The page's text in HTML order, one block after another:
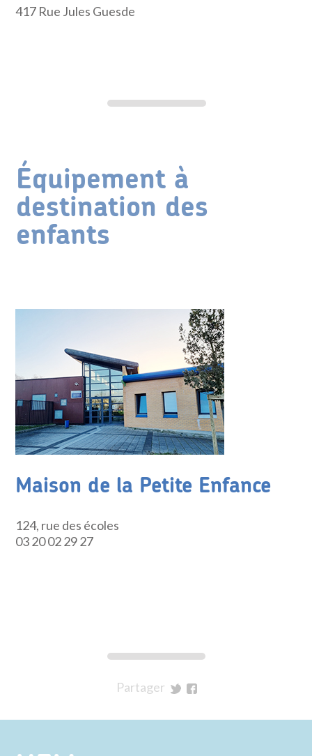
417 Rue Jules Guesde
Équipement à
destination des
enfants
Maison de la Petite Enfance
124, rue des écoles
03 20 02 29 27
Partager
Twitter
Facebook